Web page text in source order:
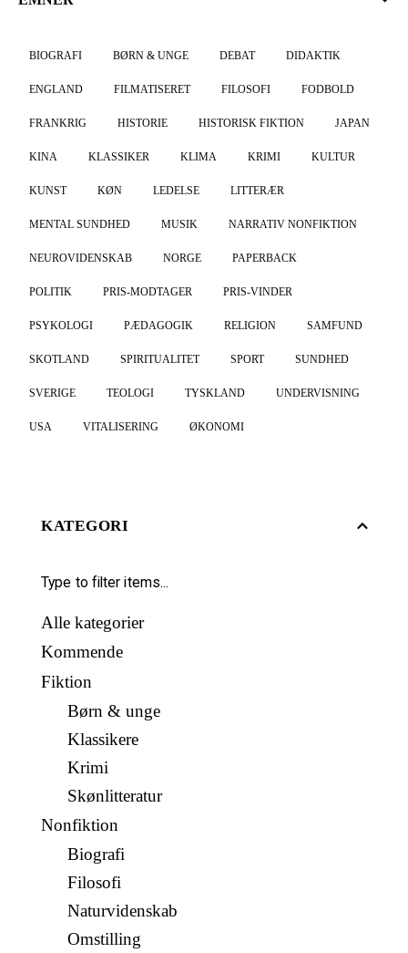
BIOGRAFI BØRN & UNGE DEBAT DIDAKTIK
ENGLAND FILMATISERET FILOSOFI FODBOLD
FRANKRIG HISTORIE HISTORISK FIKTION JAPAN
KINA KLASSIKER KLIMA KRIMI KULTUR
KUNST KØN LEDELSE LITTERÆR
MENTAL SUNDHED MUSIK NARRATIV NONFIKTION
NEUROVIDENSKAB NORGE PAPERBACK
POLITIK PRIS-MODTAGER PRIS-VINDER
PSYKOLOGI PÆDAGOGIK RELIGION SAMFUND
SKOTLAND SPIRITUALITET SPORT SUNDHED
SVERIGE TEOLOGI TYSKLAND UNDERVISNING
USA VITALISERING ØKONOMI
KATEGORI
Alle kategorier
Kommende
Fiktion
Børn & unge
Klassikere
Krimi
Skønlitteratur
Nonfiktion
Biografi
Filosofi
Naturvidenskab
Omstilling